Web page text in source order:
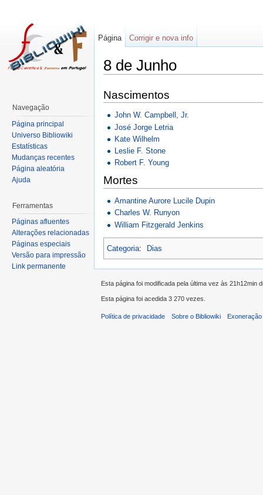
8 de Junho
Nascimentos
John W. Campbell, Jr.
José Jorge Letria
Kate Wilhelm
Leslie F. Stone
Robert F. Young
Mortes
Amantine Aurore Lucile Dupin
Charles W. Runyon
William Fitzgerald Jenkins
Categoria: Dias
Página Corrigir e nova info
Navegação
Página principal
Universo Bibliowiki
Estatísticas
Mudanças recentes
Página aleatória
Ajuda
Ferramentas
Páginas afluentes
Alterações relacionadas
Páginas especiais
Versão para impressão
Link permanente
Esta página foi modificada pela última vez às 21h12min
Esta página foi acedida 3 270 vezes.
Política de privacidade Sobre o Bibliowiki